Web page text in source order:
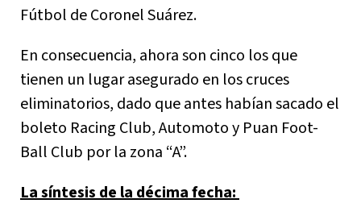
Fútbol de Coronel Suárez.
En consecuencia, ahora son cinco los que
tienen un lugar asegurado en los cruces
eliminatorios, dado que antes habían sacado el
boleto Racing Club, Automoto y Puan Foot-
Ball Club por la zona “A”.
La síntesis de la décima fecha: